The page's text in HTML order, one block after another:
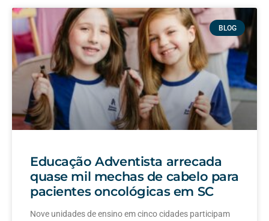
BLOG
Educação Adventista arrecada
quase mil mechas de cabelo para
pacientes oncológicas em SC
Nove unidades de ensino em cinco cidades participam